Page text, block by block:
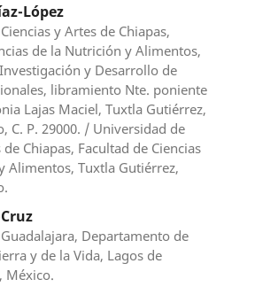
López
y Artes de Chiapas,
de la Nutrición y Alimentos,
y Desarrollo de
libramiento Nte. poniente
Lajas Maciel, Tuxtla Gutiérrez,
C. P. 29000. / Universidad de
Chiapas, Facultad de Ciencias
Alimentos, Tuxtla Gutiérrez,
Departamento de
y de la Vida, Lagos de
México.